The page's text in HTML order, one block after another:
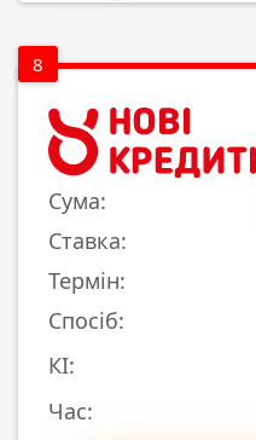
8
Сума:
Ставка:
Термін:
Спосіб:
КІ:
Час: